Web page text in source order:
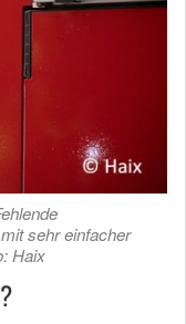
sehr einfacher
Haix